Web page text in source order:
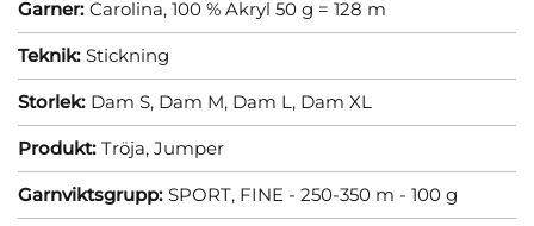
Garner: Carolina, 100 % Akryl 50 g = 128 m
Teknik: Stickning
Storlek: Dam S, Dam M, Dam L, Dam XL
Produkt: Tröja, Jumper
Garnviktsgrupp: SPORT, FINE - 250-350 m - 100 g